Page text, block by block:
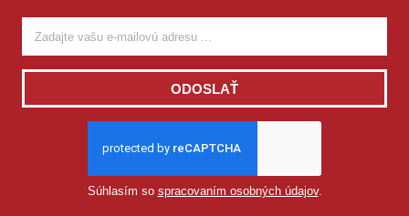
ODOSLAŤ
Súhlasím so spracovaním osobných údajov.